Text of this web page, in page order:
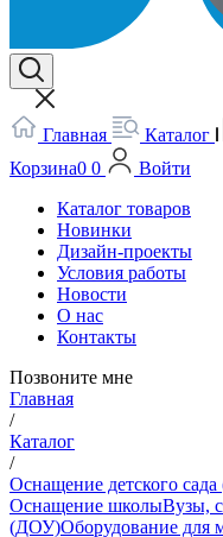
Главная Каталог
Корзина0 0
Войти
Каталог товаров
Новинки
Дизайн-проекты
Условия работы
Новости
О нас
Контакты
Позвоните мне
Главная
/
Каталог
/
Оснащение детского
Оснащение школыВузы,
(ДОУ)Оборудование для